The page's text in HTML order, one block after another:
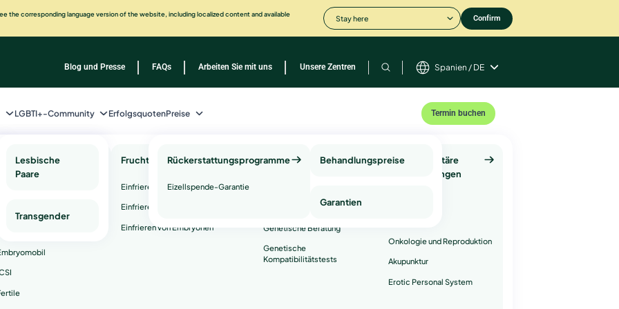
the corresponding language version of the website, including localized content and available
Stay here Confirm
Reserve
Ovar
Uterusfaktor
Komplementäre
Techniken
(Präimplantationsdiagnostik)
Lapse Inkubator
Fruchtbarkeitserhaltung
Einfrieren von Eizellen
Einfrieren von Spermien
Einfrieren von Embryonen
Genetische
dienstleistungen
Genetische Beratung
Genetische
Kompatibilitätstests
Komplementäre
Dienstleistungen
Onkologie und Reproduktion
Akupunktur
Erotic Personal System
LGBTI+-Community
Lesbische
Paare
Transgender
ErfolgsquotenPreise
Rückerstattungsprogramme
Eizellspende-Garantie
Behandlungspreise
Garantien
Termin buchen
Blog und Presse FAQs Arbeiten Sie mit uns Unsere Zentren Spanien / DE
García